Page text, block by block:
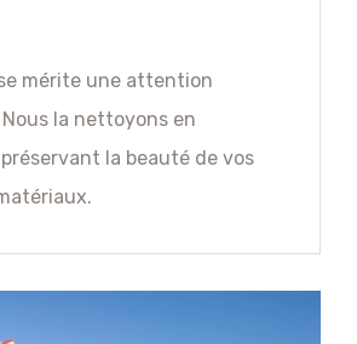
mérite une attention
la nettoyons en
la beauté de vos